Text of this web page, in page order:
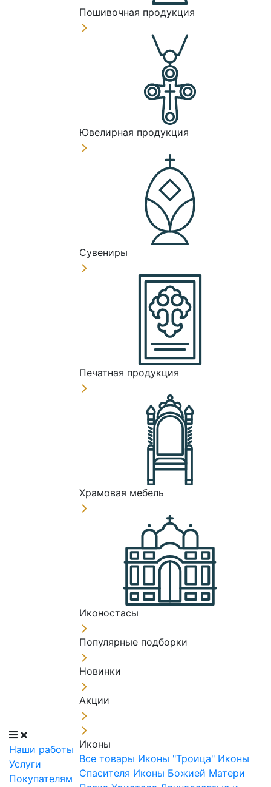
Наши работы
Услуги
Покупателям
Пошивочная продукция
Ювелирная продукция
Сувениры
Печатная продукция
Храмовая мебель
Иконостасы
Популярные подборки
Новинки
Акции
Иконы
Все товары Иконы "Троица" Иконы
Спасителя Иконы Божией Матери